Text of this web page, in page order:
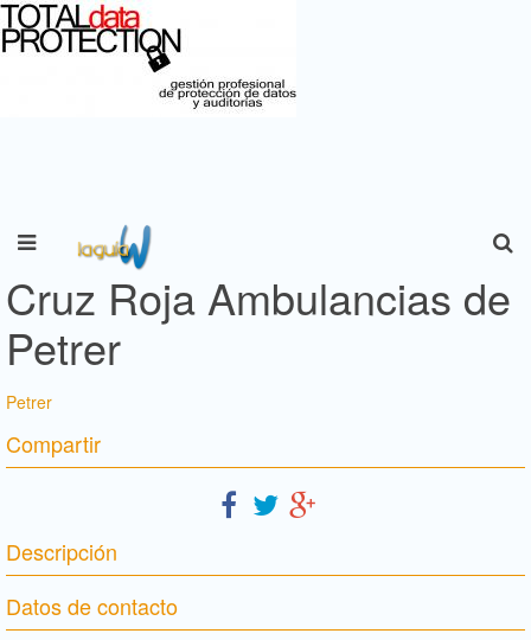
Cruz Roja Ambulancias de
Petrer
Petrer
Compartir
Descripción
Datos de contacto